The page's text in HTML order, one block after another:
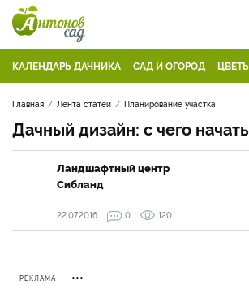
КАЛЕНДАРЬ ДАЧНИКА САД И ОГОРОД
Главная Лента статей Планирование участка
Дачный дизайн: с чего начать
Ландшафтный центр
Сибланд
22.07.2016
0 120
РЕКЛАМА